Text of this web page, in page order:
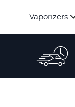
Vaporizers